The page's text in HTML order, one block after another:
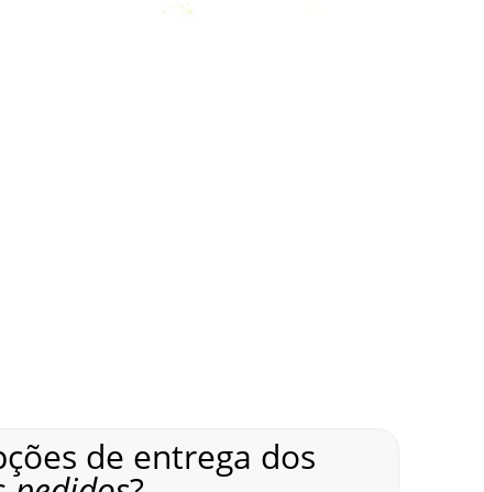
13,56 kHz), além de QR Codes, códigos de
e faça seu pedido!
adotam carteirinhas escolares em
ou modelos convencionais sem tecnologia.
tecnologia RFID. Disponibilizamos vários
de entrega dos